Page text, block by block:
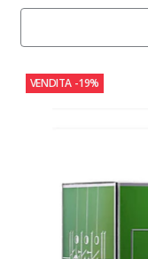
VENDITA -19%